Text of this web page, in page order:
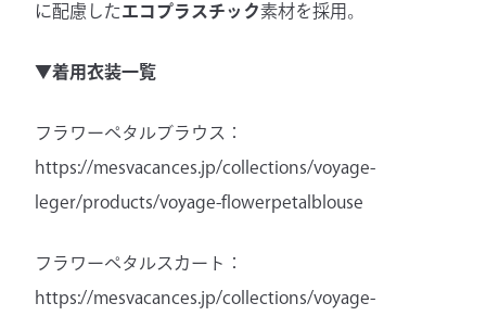
に配慮したエコプラスチック素材を採用。
▼着用衣装一覧
フラワーペタルブラウス：
https://mesvacances.jp/collections/voyage-
leger/products/voyage-flowerpetalblouse
フラワーペタルスカート：
https://mesvacances.jp/collections/voyage-